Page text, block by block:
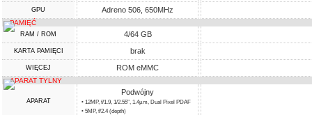
GPU Adreno 506, 650MHz
PAMIĘĆ
RAM / ROM 4/64 GB
KARTA PAMIĘCI brak
WIĘCEJ ROM eMMC
APARAT TYLNY
APARAT
Podwójny
• 12MP, f/1.9, 1/2.55", 1.4µm, Dual Pixel PDAF
• 5MP, f/2.4 (depth)